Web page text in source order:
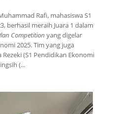
Ekonomi 2025
Rafi, mahasiswa S1
berhasil meraih Juara 1 dalam
Competition
(...